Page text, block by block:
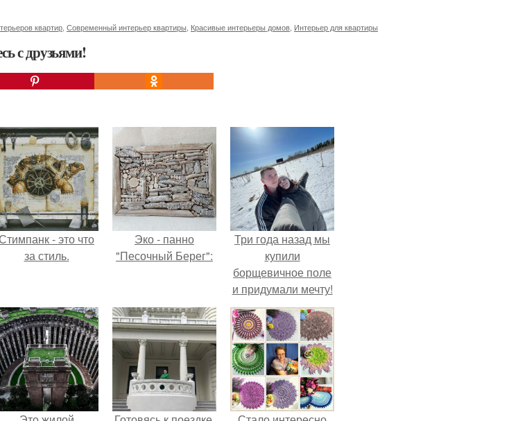
квартир Современный интерьер квартиры Красивые интерьеры домов Интерьер для квартиры
с друзьями!
- это что
за стиль.
Эко - панно
"Песочный Берег":
Три года назад мы
купили
борщевичное поле
и придумали мечту!